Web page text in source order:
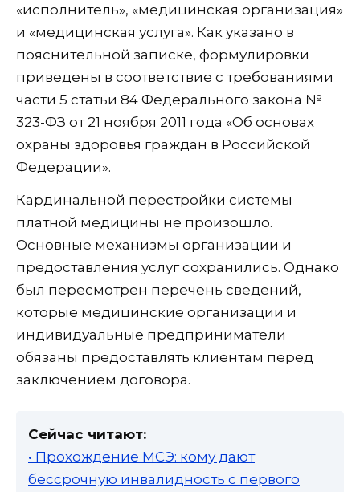
«исполнитель», «медицинская организация»
и «медицинская услуга». Как указано в
пояснительной записке, формулировки
приведены в соответствие с требованиями
части 5 статьи 84 Федерального закона №
323-ФЗ от 21 ноября 2011 года «Об основах
охраны здоровья граждан в Российской
Федерации».
Кардинальной перестройки системы
платной медицины не произошло.
Основные механизмы организации и
предоставления услуг сохранились. Однако
был пересмотрен перечень сведений,
которые медицинские организации и
индивидуальные предприниматели
обязаны предоставлять клиентам перед
заключением договора.
Сейчас читают:
• Прохождение МСЭ: кому дают
бессрочную инвалидность с первого